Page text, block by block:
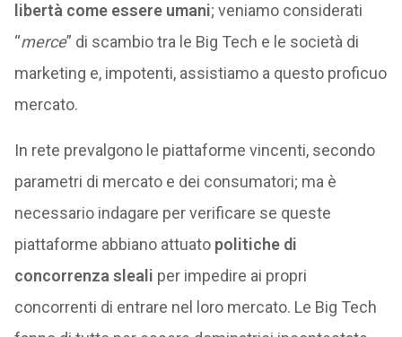
libertà come essere umani; veniamo considerati
“merce” di scambio tra le Big Tech e le società di
marketing e, impotenti, assistiamo a questo proficuo
mercato.
In rete prevalgono le piattaforme vincenti, secondo
parametri di mercato e dei consumatori; ma è
necessario indagare per verificare se queste
piattaforme abbiano attuatopolitiche di
concorrenza sleali per impedire ai propri
concorrenti di entrare nel loro mercato. Le Big Tech